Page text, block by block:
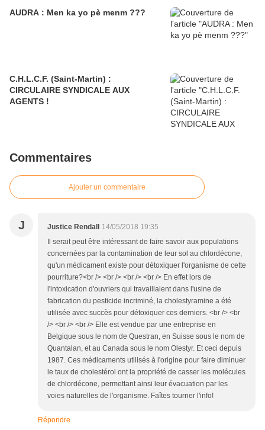
AUDRA : Men ka yo pè menm ???
C.H.L.C.F. (Saint-Martin) :
CIRCULAIRE SYNDICALE AUX
AGENTS !
Commentaires
Ajouter un commentaire
J Justice Rendall
14/05/2018 19:35
Il serait peut être intéressant de faire savoir aux populations
concernées par la contamination de leur sol au chlordécone,
qu'un médicament existe pour détoxiquer l'organisme de cette
pourriture?<br /> <br /> <br /> <br /> En effet lors de
l'intoxication d'ouvriers qui travaillaient dans l'usine de
fabrication du pesticide incriminé, la cholestyramine a été
utilisée avec succès pour détoxiquer ces derniers. <br /> <br
/> <br /> <br /> Elle est vendue par une entreprise en
Belgique sous le nom de Questran, en Suisse sous le nom de
Quantalan, et au Canada sous le nom Olestyr. Et ceci depuis
1987. Ces médicaments utilisés à l'origine pour faire diminuer
le taux de cholestérol ont la propriété de casser les molécules
de chlordécone, permettant ainsi leur évacuation par les
voies naturelles de l'organisme. Faîtes tourner l'info!
Répondre